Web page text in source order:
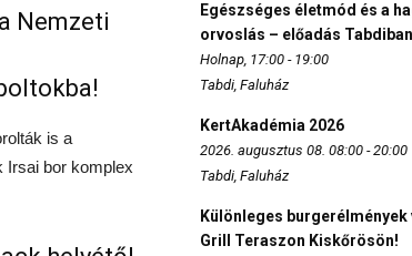
Nemzeti
is a
Irsai bor komplex
Egészséges életmód és a
orvoslás – előadás Tabdiban
Holnap, 17:00 - 19:00
Tabdi, Faluház
KertAkadémia 2026
2026. augusztus 08. 08:00 - 20:00
Tabdi, Faluház
Különleges burgerélmények
Grill Teraszon Kiskőrösön!